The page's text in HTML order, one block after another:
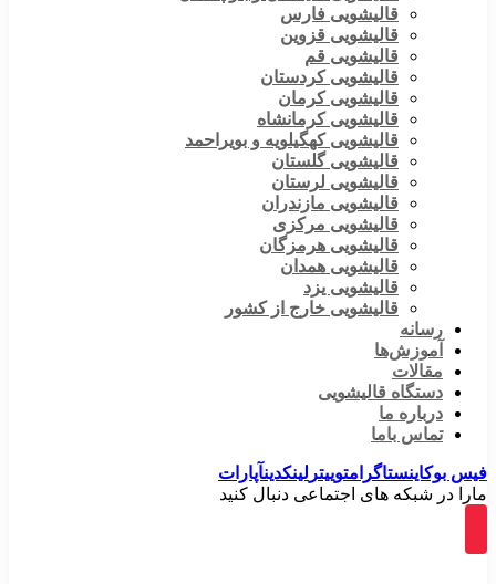
قالیشویی فارس
قالیشویی قزوین
قالیشویی قم
قالیشویی کردستان
قالیشویی کرمان
قالیشویی کرمانشاه
قالیشویی کهگیلویه و بویراحمد
قالیشویی گلستان
قالیشویی لرستان
قالیشویی مازندران
قالیشویی مرکزی
قالیشویی هرمزگان
قالیشویی همدان
قالیشویی یزد
قالیشویی خارج از کشور
رسانه
آموزش‌ها
مقالات
دستگاه قالیشویی
درباره ما
تماس باما
فیس بوکاینستاگرامتوییتر لینکدینآپارات
مارا در شبکه های اجتماعی دنبال کنید